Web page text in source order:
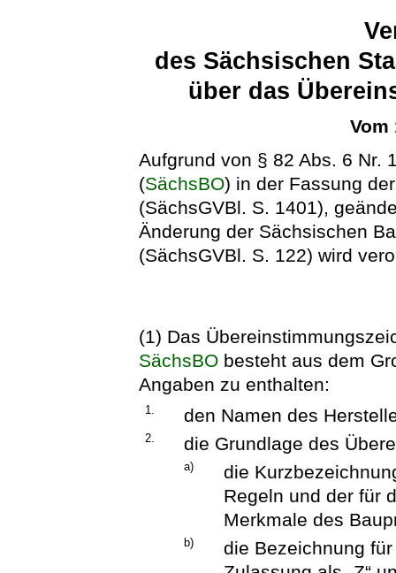
des Sächsischen
über das
Vom
Aufgrund von § 82 Abs. 6 Nr.
(SächsBO) in der Fassung
(SächsGVBl. S. 1401),
Änderung der Sächsischen
(SächsGVBl. S. 122) wird
(1) Das
SächsBO besteht aus dem
Angaben zu enthalten:
1. den Namen des
2. die Grundlage des
a)
die
Regeln und der für
Merkmale des
b)
die Bezeichnung